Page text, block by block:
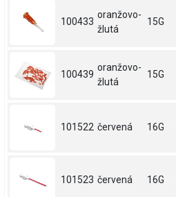
100433
oranžovo-
žlutá
15G
100439
oranžovo-
žlutá
15G
101522 červená 16G
101523 červená 16G